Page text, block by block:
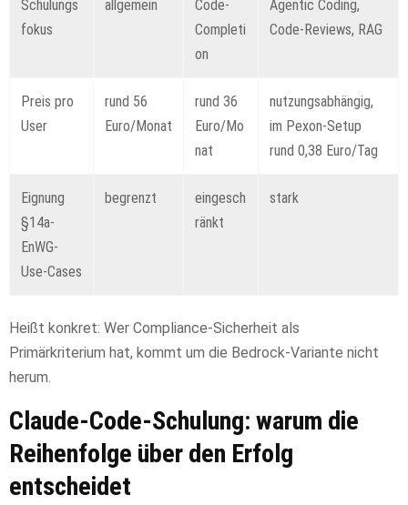
Schulungs
fokus
allgemein
Code-
Completi
on
Agentic Coding,
Code-Reviews, RAG
Preis pro
User
rund 56
Euro/Monat
rund 36
Euro/Mo
nat
nutzungsabhängig,
im Pexon-Setup
rund 0,38 Euro/Tag
Eignung
§14a-
EnWG-
Use-Cases
begrenzt
eingesch
ränkt
stark
Heißt konkret: Wer Compliance-Sicherheit als
Primärkriterium hat, kommt um die Bedrock-Variante nicht
herum.
Claude-Code-Schulung: warum die
Reihenfolge über den Erfolg
entscheidet